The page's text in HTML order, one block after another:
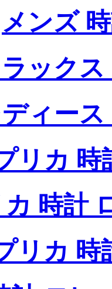
メンズ
ラック
ィー
リカ 時
カ 時計
リカ 時